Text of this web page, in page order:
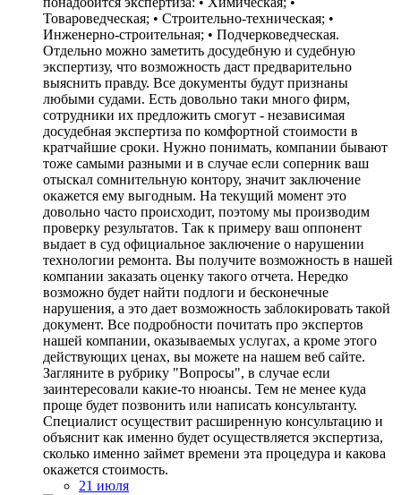
Товароведческая; • Строительно-техническая; •
Инженерно-строительная; • Подчерковедческая.
Отдельно можно заметить досудебную и судебную
экспертизу, что возможность даст предварительно
выяснить правду. Все документы будут признаны
любыми судами. Есть довольно таки много фирм,
сотрудники их предложить смогут - независимая
досудебная экспертиза по комфортной стоимости в
кратчайшие сроки. Нужно понимать, компании бывают
тоже самыми разными и в случае если соперник ваш
отыскал сомнительную контору, значит заключение
окажется ему выгодным. На текущий момент это
довольно часто происходит, поэтому мы производим
проверку результатов. Так к примеру ваш оппонент
выдает в суд официальное заключение о нарушении
технологии ремонта. Вы получите возможность в нашей
компании заказать оценку такого отчета. Нередко
возможно будет найти подлоги и бесконечные
нарушения, а это дает возможность заблокировать такой
документ. Все подробности почитать про экспертов
нашей компании, оказываемых услугах, а кроме этого
действующих ценах, вы можете на нашем веб сайте.
Загляните в рубрику "Вопросы", в случае если
заинтересовали какие-то нюансы. Тем не менее куда
проще будет позвонить или написать консультанту.
Специалист осуществит расширенную консультацию и
объяснит как именно будет осуществляется экспертиза,
сколько именно займет времени эта процедура и какова
окажется стоимость.
21 июля